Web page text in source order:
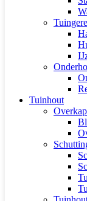
Tuinhout